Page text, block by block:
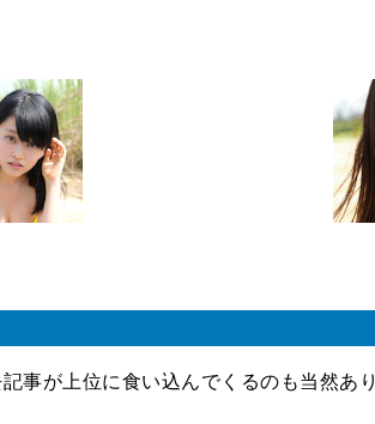
事が上位に食い込んでくるのも当然あ